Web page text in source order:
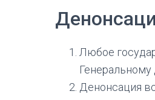
Любое
Генеральному
Денонсация